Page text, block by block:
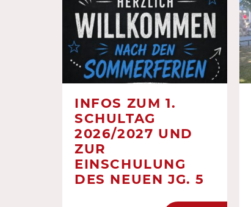
INFOS ZUM 1.
SCHULTAG
2026/2027 UND
ZUR
EINSCHULUNG
DES NEUEN JG. 5